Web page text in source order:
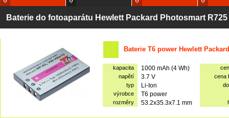
Baterie do fotoaparátu Hewlett Packard Photosmart R725
Baterie T6 power Hewlett
kapacita 1000 mAh (4 Wh)
napětí
3.7 V
cena
typ
Li-Ion
výrobce
T6 power
rozměry 53.2x35.3x7.1 mm